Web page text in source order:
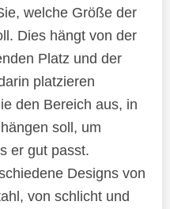
welche Größe der
Dies hängt von der
Platz und der
platzieren
den Bereich aus, in
soll, um
er gut passt.
Designs von
von schlicht und